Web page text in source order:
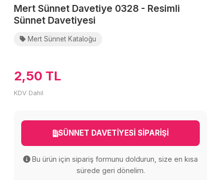
Mert Sünnet Davetiye 0328 - Resimli
Sünnet Davetiyesi
Mert Sünnet Kataloğu
2,50 TL
KDV Dahil
SÜNNET DAVETİYESİ SİPARİŞİ
Bu ürün için sipariş formunu doldurun, size en kısa
sürede geri dönelim.